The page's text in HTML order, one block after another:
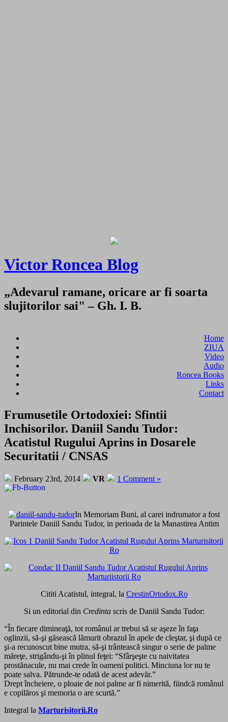
Victor Roncea Blog
„Adevarul ramane, oricare ar fi soarta
slujitorilor sai" – Gh. I. B.
Home
ZIUA
Video
Audio
Roncea Books
Links
Contact
Frumusetile Ortodoxiei: Sfintii
Inchisorilor. Daniil Sandu Tudor:
Acatistul Rugului Aprins in Dosarele
Securitatii / CNSAS
February 23rd, 2014 VR 1 Comment »
In Memoriam Buni, al carei indrumator a fost
Parintele Daniil Sandu Tudor, in perioada de la Manastirea Antim
Cititi Acatistul, integral, la CrestinOrtodox.Ro
Si un editorial din Credintascris de Daniil Sandu Tudor:
“În fiecare dimineaţă, tot românul ar trebui să se aşeze în faţa
oglinzii, să-şi găsească lămurit obrazul în apele de cleştar, şi după ce
şi-a recunoscut bine mutra, să-şi trântească singur o serie de palme
măreţe, strigându-şi în plinul feţei: “Sfârşeşte cu naivitatea
prostănacule, nu mai crede în oameni politici. Minciuna lor nu te
poate salva. Pătrunde-te odată de acest adevăr.”
Drept încheiere, o ploaie de noi palme ar fi nimerită, fiindcă românul
e copilăros şi memoria o are scurtă.”
Integral la Marturisitorii.Ro